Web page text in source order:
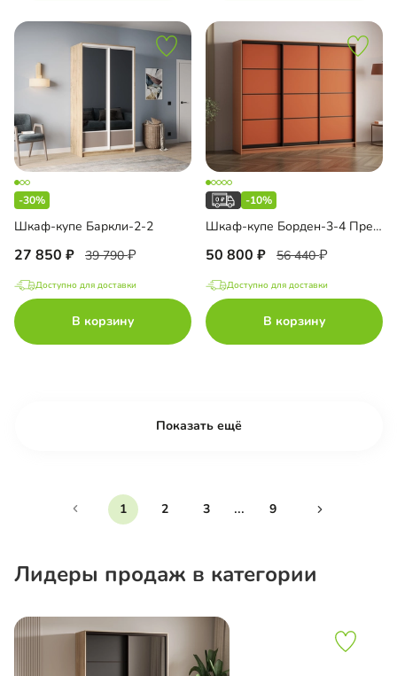
-30%
Шкаф-купе Баркли-2-2
27 850 39 790
Доступно для доставки
В корзину
-10%
Шкаф-купе Борден-3-4 Премиум
50 800 56 440
Доступно для доставки
В корзину
Показать ещё
1 2 3 ... 9
Лидеры продаж в категории